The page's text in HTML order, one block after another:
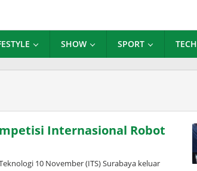
SHOW SPORT TECH
Internasional Robot
10 November (ITS) Surabaya keluar